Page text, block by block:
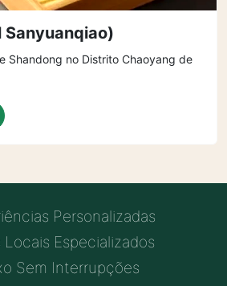
Sanyuanqiao)
Shandong no Distrito Chaoyang de
Personalizadas
Locais Especializados
Sem Interrupções